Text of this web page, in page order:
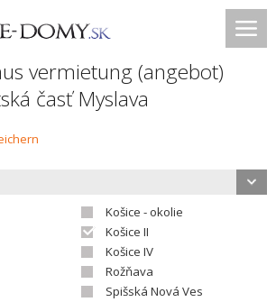
vermietung (angebot)
časť Myslava
Košice - okolie
Košice II
Košice IV
Rožňava
Spišská Nová Ves